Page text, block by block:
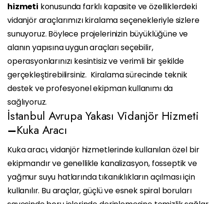
hizmeti konusunda farklı kapasite ve özelliklerdeki
vidanjör araçlarımızı kiralama seçenekleriyle sizlere
sunuyoruz. Böylece projelerinizin büyüklüğüne ve
alanın yapısına uygun araçları seçebilir,
operasyonlarınızı kesintisiz ve verimli bir şekilde
gerçekleştirebilirsiniz. Kiralama sürecinde teknik
destek ve profesyonel ekipman kullanımı da
sağlıyoruz.
İstanbul Avrupa Yakası Vidanjör Hizmeti
–Kuka Aracı
Kuka aracı, vidanjör hizmetlerinde kullanılan özel bir
ekipmandır ve genellikle kanalizasyon, fosseptik ve
yağmur suyu hatlarında tıkanıklıkların açılması için
kullanılır. Bu araçlar, güçlü ve esnek spiral boruları